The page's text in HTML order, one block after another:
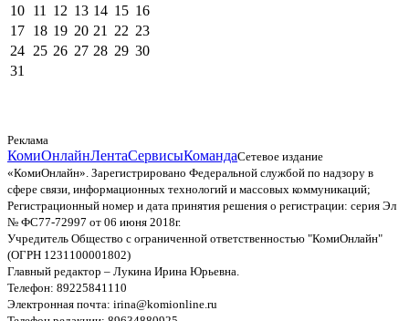
10 11 12 13 14 15 16
17 18 19 20 21 22 23
24 25 26 27 28 29 30
31
Реклама
КомиОнлайнЛентаСервисыКомандаСетевое издание
«КомиОнлайн». Зарегистрировано Федеральной службой по надзору в
сфере связи, информационных технологий и массовых коммуникаций;
Регистрационный номер и дата принятия решения о регистрации: серия Эл
№ ФС77-72997 от 06 июня 2018г.
Учредитель Общество с ограниченной ответственностью "КомиОнлайн"
(ОГРН 1231100001802)
Главный редактор – Лукина Ирина Юрьевна.
Телефон: 89225841110
Электронная почта: irina@komionline.ru